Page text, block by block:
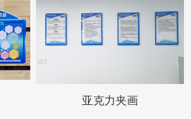
亚克力夹画